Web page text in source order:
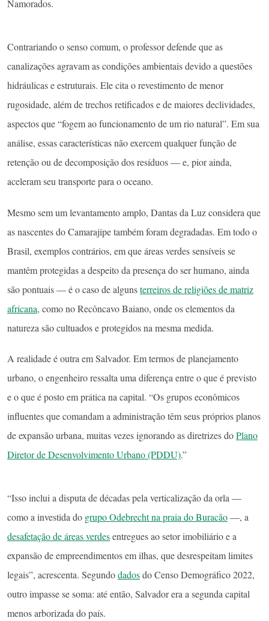
Namorados.
Contrariando o senso comum, o professor defende que as
canalizações agravam as condições ambientais devido a questões
hidráulicas e estruturais. Ele cita o revestimento de menor
rugosidade, além de trechos retificados e de maiores declividades,
aspectos que “fogem ao funcionamento de um rio natural”. Em sua
análise, essas características não exercem qualquer função de
retenção ou de decomposição dos resíduos — e, pior ainda,
aceleram seu transporte para o oceano.
Mesmo sem um levantamento amplo, Dantas da Luz considera que
as nascentes do Camarajipe também foram degradadas. Em todo o
Brasil, exemplos contrários, em que áreas verdes sensíveis se
mantêm protegidas a despeito da presença do ser humano, ainda
são pontuais — é o caso de algunsterreiros de religiões de matriz
africana, como no Recôncavo Baiano, onde os elementos da
natureza são cultuados e protegidos na mesma medida.
A realidade é outra em Salvador. Em termos de planejamento
urbano, o engenheiro ressalta uma diferença entre o que é previsto
e o que é posto em prática na capital. “Os grupos econômicos
influentes que comandam a administração têm seus próprios planos
de expansão urbana, muitas vezes ignorando as diretrizes doPlano
Diretor de Desenvolvimento Urbano (PDDU).”
“Isso inclui a disputa de décadas pela verticalização da orla —
como a investida do grupo Odebrecht na praia do Buracão—, a
desafetação de áreas verdesentregues ao setor imobiliário e a
expansão de empreendimentos em ilhas, que desrespeitam limites
legais”, acrescenta. Segundodadosdo Censo Demográfico 2022,
outro impasse se soma: até então, Salvador era a segunda capital
menos arborizada do país.